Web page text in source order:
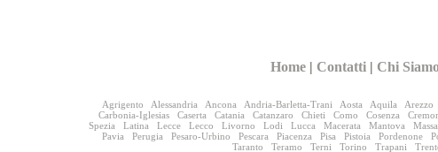
Home | Contatti | Chi
Agrigento
Alessandria Ancona Andria-Barletta-Trani Aosta Aquila Arezzo
Carbonia-Iglesias
Caserta Catania Catanzaro Chieti Como Cosenza
Spezia
Latina Lecce Lecco Livorno Lodi Lucca Macerata Mantova
Pavia
Perugia Pesaro-Urbino Pescara Piacenza Pisa Pistoia Pordenone
Taranto
Teramo Terni Torino Trapani